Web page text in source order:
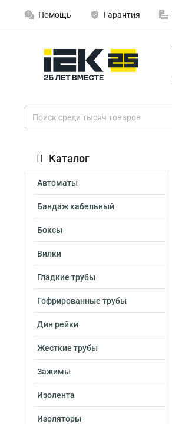
Помощь Гарантия
Каталог
Автоматы
Бандаж кабельный
Боксы
Вилки
Гладкие трубы
Гофрированные трубы
Дин рейки
Жесткие трубы
Зажимы
Изолента
Изоляторы